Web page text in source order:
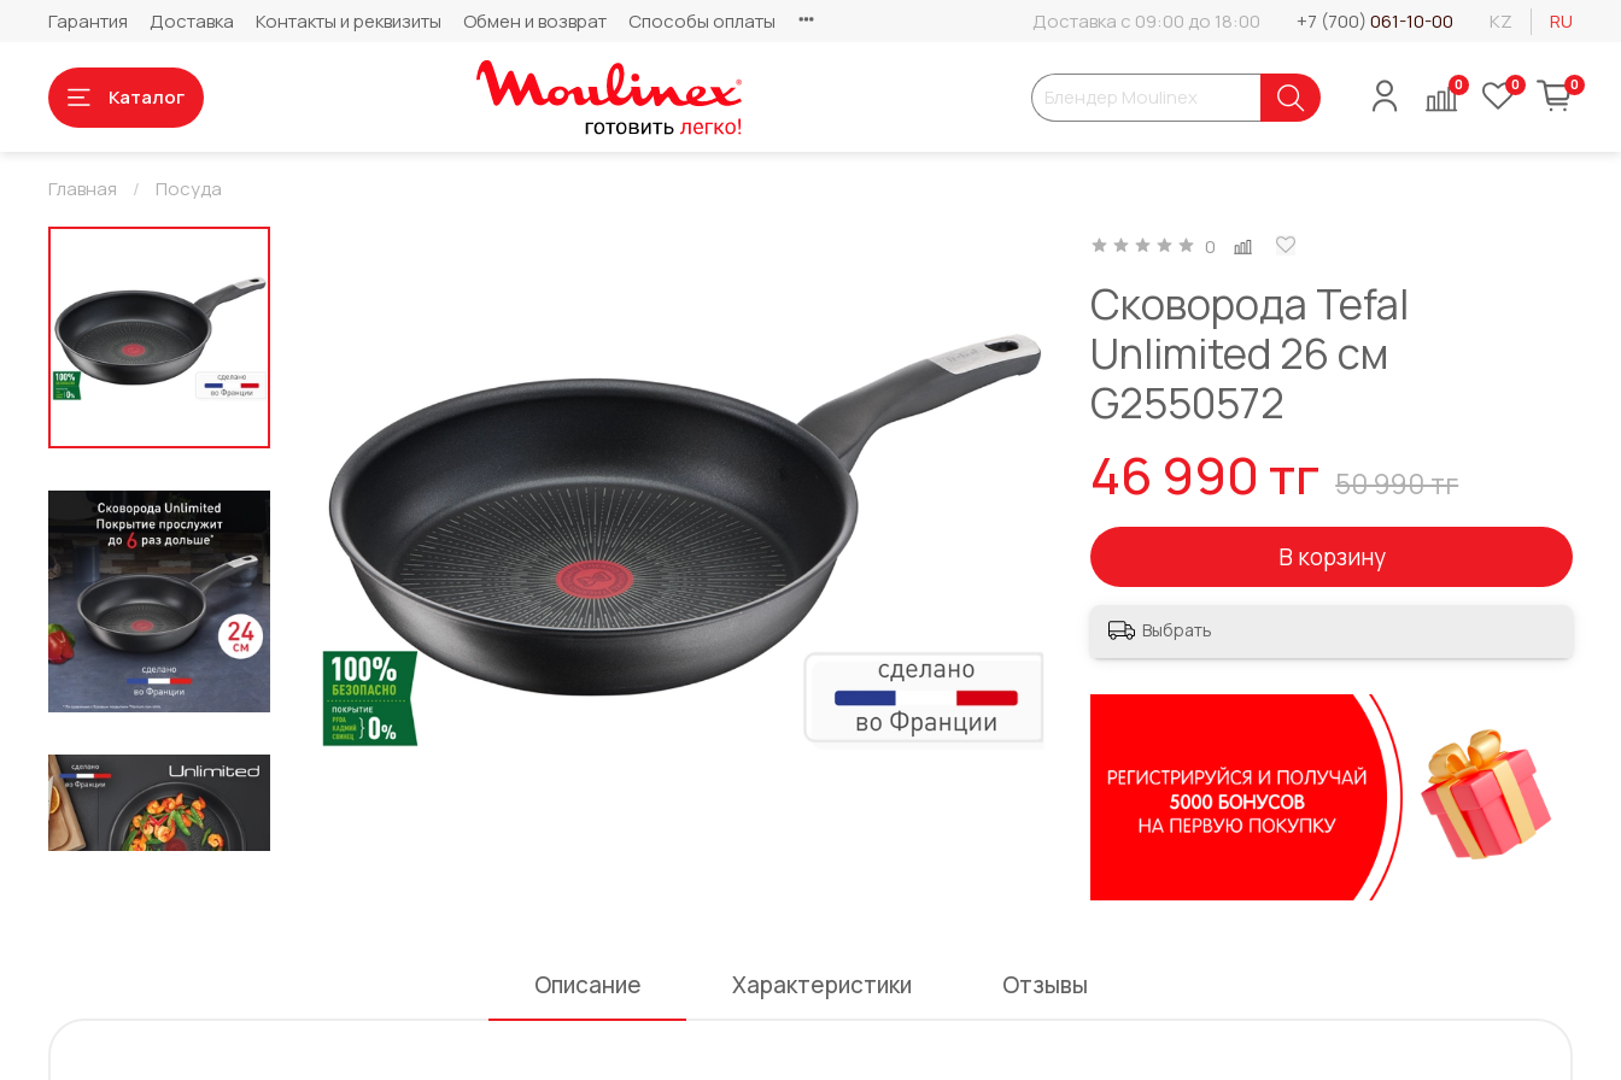
Гарантия Доставка Контакты и реквизиты Обмен и возврат Способы оплаты Доставка с 09:00 до 18:00 +7 (700)061-10-00 KZ RU
Каталог
0 0 0
Главная Посуда
0
Сковорода Tefal
Unlimited 26 см
G2550572
46 990 тг 50 990 тг
В корзину
Выбрать
Описание Характеристики Отзывы